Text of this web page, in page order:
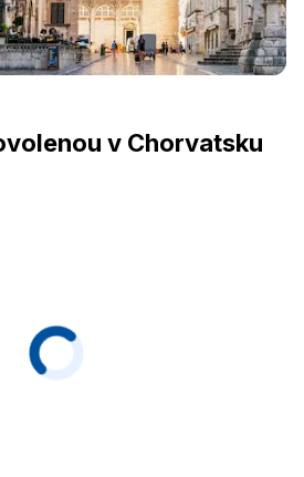
v Chorvatsku